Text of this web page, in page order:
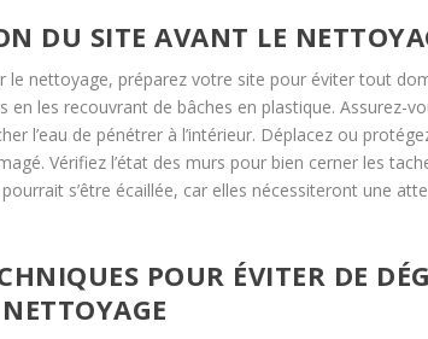
DU SITE AVANT LE
le nettoyage, préparez votre site pour éviter tout
en les recouvrant de bâches en plastique. Assurez-
l’eau de pénétrer à l’intérieur. Déplacez ou
Vérifiez l’état des murs pour bien cerner les
s’être écaillée, car elles nécessiteront une
POUR ÉVITER DE